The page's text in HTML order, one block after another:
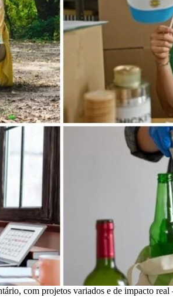
com projetos variados e de impacto real